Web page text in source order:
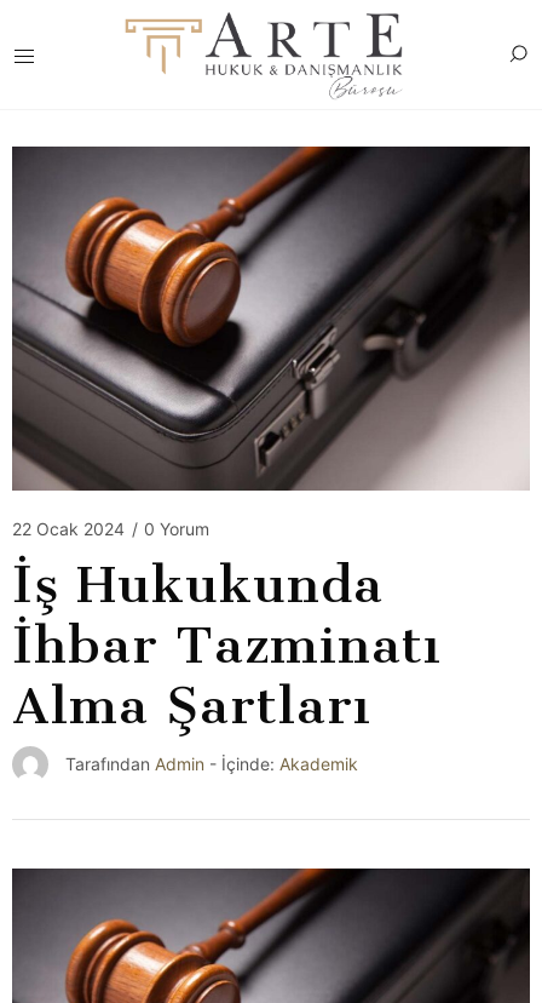
22 Ocak 2024 / 0 Yorum
İş Hukukunda
İhbar Tazminatı
Alma Şartları
Tarafından Admin - İçinde: Akademik